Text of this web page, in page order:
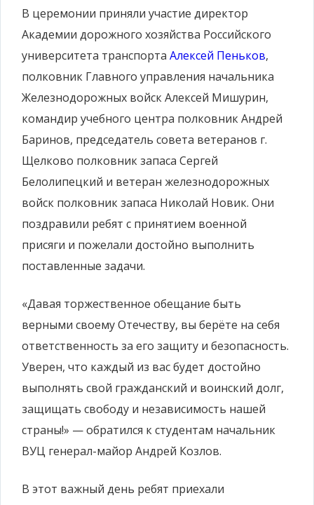
В церемонии приняли участие директор
Академии дорожного хозяйства Российского
университета транспорта Алексей Пеньков,
полковник Главного управления начальника
Железнодорожных войск Алексей Мишурин,
командир учебного центра полковник Андрей
Баринов, председатель совета ветеранов г.
Щелково полковник запаса Сергей
Белолипецкий и ветеран железнодорожных
войск полковник запаса Николай Новик. Они
поздравили ребят с принятием военной
присяги и пожелали достойно выполнить
поставленные задачи.
«Давая торжественное обещание быть
верными своему Отечеству, вы берёте на себя
ответственность за его защиту и безопасность.
Уверен, что каждый из вас будет достойно
выполнять свой гражданский и воинский долг,
защищать свободу и независимость нашей
страны!» — обратился к студентам начальник
ВУЦ генерал-майор Андрей Козлов.
В этот важный день ребят приехали